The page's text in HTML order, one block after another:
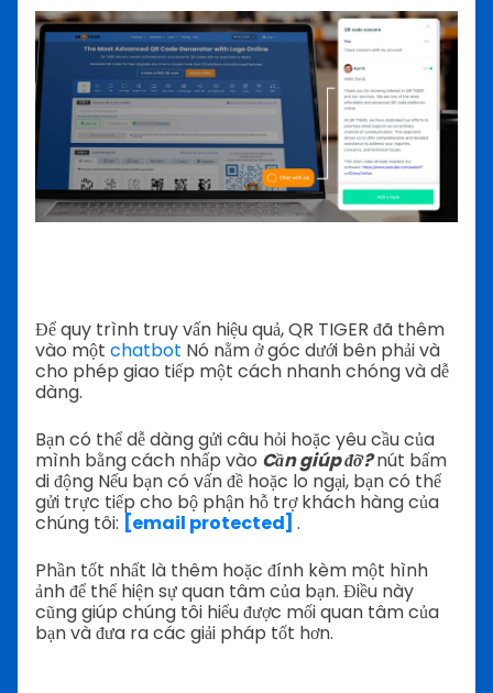
Để quy trình truy vấn hiệu quả, QR TIGER đã thêm
vào một chatbot Nó nằm ở góc dưới bên phải và
cho phép giao tiếp một cách nhanh chóng và dễ
dàng.
Bạn có thể dễ dàng gửi câu hỏi hoặc yêu cầu của
mình bằng cách nhấp vào Cần giúp đỡ?nút bấm
di động Nếu bạn có vấn đề hoặc lo ngại, bạn có thể
gửi trực tiếp cho bộ phận hỗ trợ khách hàng của
chúng tôi: [email protected] .
Phần tốt nhất là thêm hoặc đính kèm một hình
ảnh để thể hiện sự quan tâm của bạn. Điều này
cũng giúp chúng tôi hiểu được mối quan tâm của
bạn và đưa ra các giải pháp tốt hơn.